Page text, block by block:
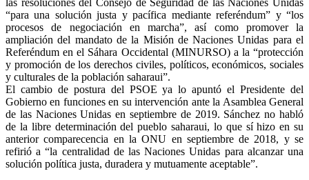
las resoluciones del Consejo de Seguridad de las Naciones Unidas
“para una solución justa y pacífica mediante referéndum” y “los
procesos de negociación en marcha”, así como promover la
ampliación del mandato de la Misión de Naciones Unidas para el
Referéndum en el Sáhara Occidental (MINURSO) a la “protección
y promoción de los derechos civiles, políticos, económicos, sociales
y culturales de la población saharaui”.
El cambio de postura del PSOE ya lo apuntó el Presidente del
Gobierno en funciones en su intervención ante la Asamblea General
de las Naciones Unidas en septiembre de 2019. Sánchez no habló
de la libre determinación del pueblo saharaui, lo que sí hizo en su
anterior comparecencia en la ONU en septiembre de 2018, y se
refirió a “la centralidad de las Naciones Unidas para alcanzar una
solución política justa, duradera y mutuamente aceptable”.